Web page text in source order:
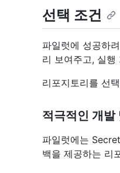
선택 조건
파일럿에 성공하
리 보여주고, 실
리포지토리를 선
적극적인 개발
파일럿에는
백을 제공하는 리